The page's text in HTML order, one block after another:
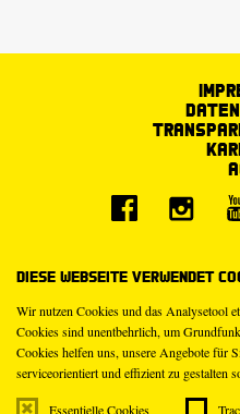
Diese Webseite verwendet
Wir nutzen Cookies und das Analysetool
Cookies sind unentbehrlich, um
Cookies helfen uns, unsere Angebote für
serviceorientiert und effizient zu gestalten
Essentielle Cookies